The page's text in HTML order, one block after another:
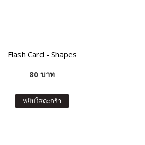
Flash Card - Shapes
80 บาท
หยิบใส่ตะกร้า